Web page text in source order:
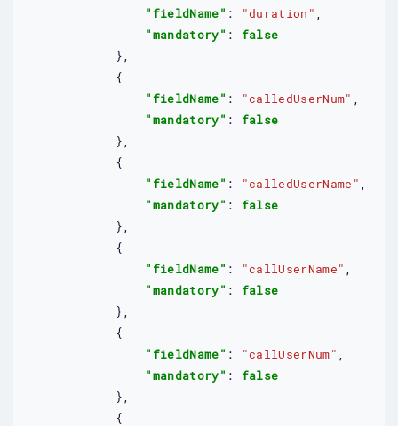
"fieldName" : "duration" ,
"mandatory" : false
            },
            {
"fieldName" : "calledUserNum" ,
"mandatory" : false
            },
            {
"fieldName" : "calledUserName" ,
"mandatory" : false
            },
            {
"fieldName" : "callUserName" ,
"mandatory" : false
            },
            {
"fieldName" : "callUserNum" ,
"mandatory" : false
            },
            {